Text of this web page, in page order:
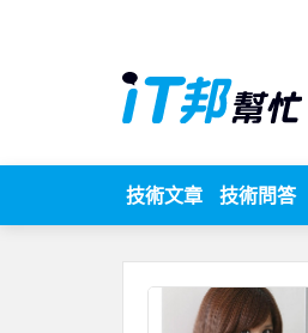
技術文章 技術問答